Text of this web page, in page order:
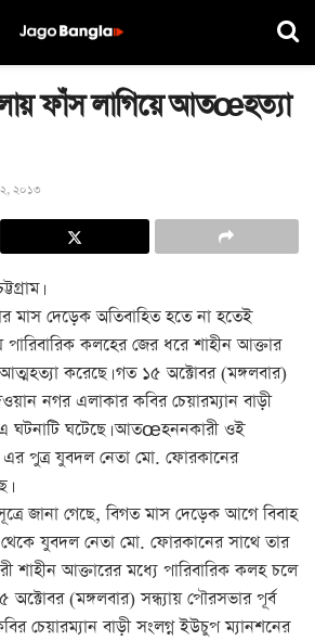
ফাঁস লাগিয়ে আতœহত্যা
২০১৩
মাস দেড়েক অতিবাহিত হতে না হতেই
পারিবারিক কলহের জের ধরে শাহীন আক্তার
করেছে। গত ১৫ অক্টোবর (মঙ্গলবার)
নগর এলাকার কবির চেয়ারম্যান বাড়ী
ঘটনাটি ঘটেছে। আতœহননকারী ওই
পুত্র যুবদল নেতা মো. ফোরকানের
জানা গেছে, বিগত মাস দেড়েক আগে বিবাহ
যুবদল নেতা মো. ফোরকানের সাথে তার
শাহীন আক্তারের মধ্যে পারিবারিক কলহ চলে
(মঙ্গলবার) সন্ধ্যায় পৌরসভার পূর্ব
চেয়ারম্যান বাড়ী সংলগ্ন ইউচুপ ম্যানশনের